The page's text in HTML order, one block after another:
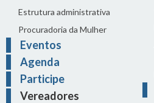
Estrutura administrativa
Procuradoria da Mulher
Eventos
Agenda
Participe
Vereadores